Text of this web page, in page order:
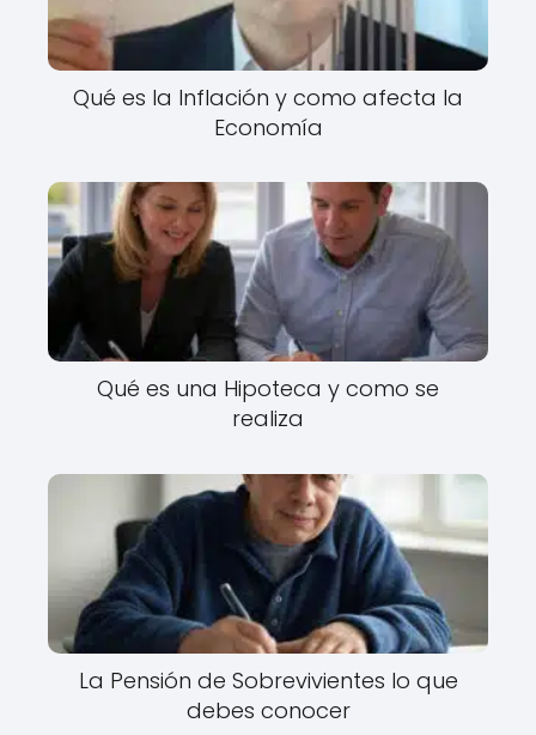
Qué es la Inflación y como afecta la
Economía
Qué es una Hipoteca y como se
realiza
La Pensión de Sobrevivientes lo que
debes conocer